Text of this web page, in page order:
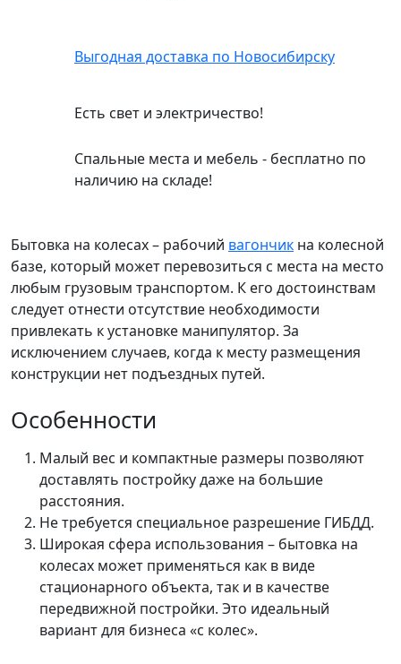
Выгодная доставка по Новосибирску
Есть свет и электричество!
Спальные места и мебель - бесплатно по
наличию на складе!
Бытовка на колесах – рабочий вагончик на колесной
базе, который может перевозиться с места на место
любым грузовым транспортом. К его достоинствам
следует отнести отсутствие необходимости
привлекать к установке манипулятор. За
исключением случаев, когда к месту размещения
конструкции нет подъездных путей.
Особенности
Малый вес и компактные размеры позволяют
доставлять постройку даже на большие
расстояния.
Не требуется специальное разрешение ГИБДД.
Широкая сфера использования – бытовка на
колесах может применяться как в виде
стационарного объекта, так и в качестве
передвижной постройки. Это идеальный
вариант для бизнеса «с колес».